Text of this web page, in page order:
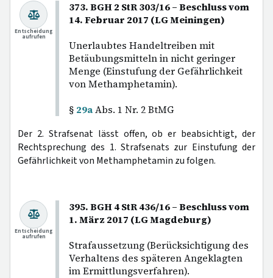
373. BGH 2 StR 303/16 – Beschluss vom
14. Februar 2017 (LG Meiningen)
Unerlaubtes Handeltreiben mit
Betäubungsmitteln in nicht geringer
Menge (Einstufung der Gefährlichkeit
von Methamphetamin).
§ 29aAbs. 1 Nr. 2 BtMG
Entscheidung
aufrufen
Der 2. Strafsenat lässt offen, ob er beabsichtigt, der
Rechtsprechung des 1. Strafsenats zur Einstufung der
Gefährlichkeit von Methamphetamin zu folgen.
395. BGH 4 StR 436/16 – Beschluss vom
1. März 2017 (LG Magdeburg)
Strafaussetzung (Berücksichtigung des
Verhaltens des späteren Angeklagten
im Ermittlungsverfahren).
Entscheidung
aufrufen